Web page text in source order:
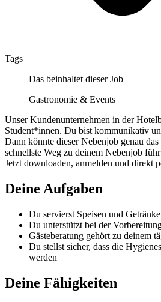
Tags
Das beinhaltet dieser Job
Gastronomie & Events
Unser Kundenunternehmen in der
Student*innen. Du bist kommunikativ
Dann könnte dieser Nebenjob genau
schnellste Weg zu deinem Nebenjob
Jetzt downloaden, anmelden und direkt
Deine Aufgaben
Du servierst Speisen und
Du unterstützt bei der
Gästeberatung gehört zu deinem
Du stellst sicher, dass die
werden
Deine Fähigkeiten